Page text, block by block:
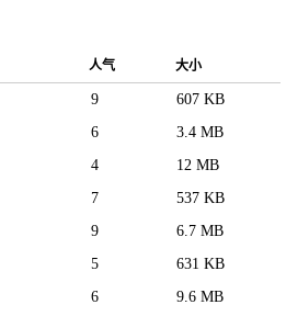
人气 大小
9
607 KB
6
3.4 MB
4
12 MB
7
537 KB
9
6.7 MB
5
631 KB
6 9.6 MB